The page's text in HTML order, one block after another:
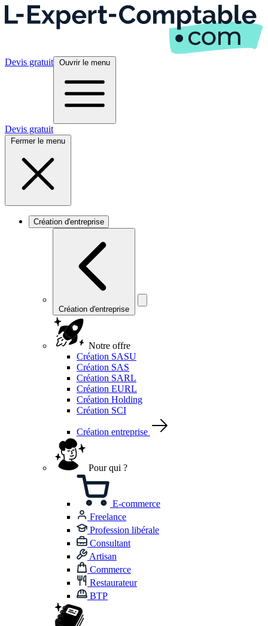
Devis gratuit Ouvrir le menu
Devis gratuit
Fermer le menu
Création d'entreprise
Création d'entreprise
Notre offre
Création SASU
Création SAS
Création SARL
Création EURL
Création Holding
Création SCI
Création entreprise
Pour qui ?
E-commerce
Freelance
Profession libérale
Consultant
Artisan
Commerce
Restaurateur
BTP